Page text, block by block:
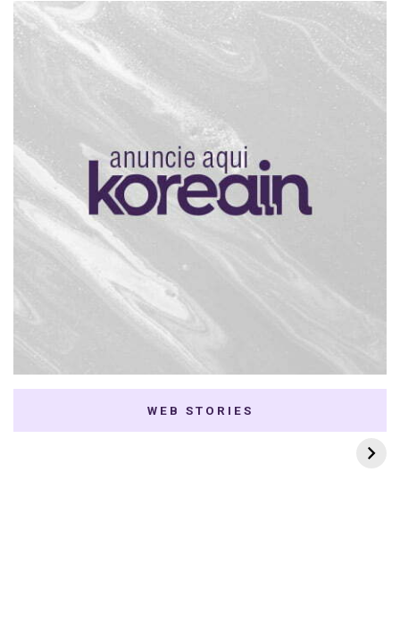
WEB STORIES
7 K-dramas Enemies
to Lovers
Thai Dramas com
First e Khaotung